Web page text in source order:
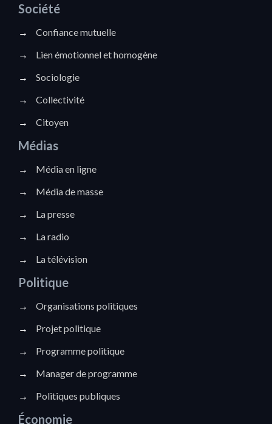
Société
→
Confiance mutuelle
→
Lien émotionnel et homogène
→
Sociologie
→
Collectivité
→
Citoyen
Médias
→
Média en ligne
→
Média de masse
→
La presse
→
La radio
→
La télévision
Politique
→
Organisations politiques
→
Projet politique
→
Programme politique
→
Manager de programme
→
Politiques publiques
Économie